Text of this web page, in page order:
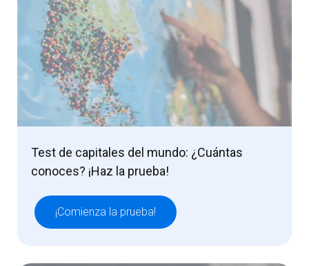
Test de capitales del mundo: ¿Cuántas
conoces? ¡Haz la prueba!
¡Comienza la prueba!